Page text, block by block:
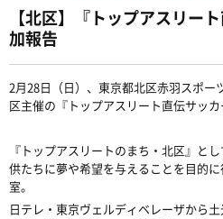
【北区】『トップアスリー
加報告
2月28日（日）、東京都北区赤羽スポー
区主催の『トップアスリート直伝サッ
『トップアスリートのまち・北区』と
供たちに夢や希望を与えることを目的
室。
日テレ・東京ヴェルディベレーザから